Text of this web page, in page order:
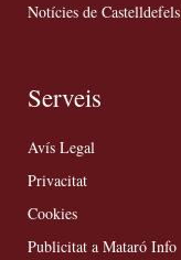
Notícies de Castelldefels
Serveis
Avís Legal
Privacitat
Cookies
Publicitat a Mataró Info